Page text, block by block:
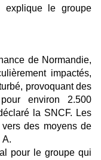
explique le groupe
de Normandie,
impactés,
provoquant des
environ 2.500
la SNCF. Les
des moyens de
A.
pour le groupe qui